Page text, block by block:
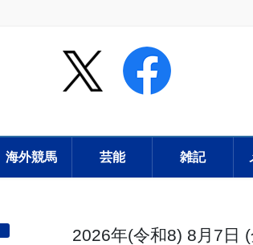
海外競馬 芸能 雑記
2026年(令和8) 8月7日